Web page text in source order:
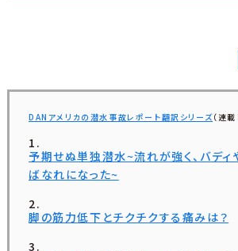
DANアメリカの潜水事故レポート翻訳シリーズ（連
予期せぬ単独潜水~流れが強く、バディ
ばなれになった~
脚の筋力低下とチクチクする痛みは？